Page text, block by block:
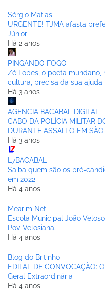
Sérgio Matias
URGENTE! TJMA afasta
Júnior
Há 2 anos
PINGANDO FOGO
Zé Lopes, o poeta mundano,
cultura, precisa da sua ajuda
Há 3 anos
AGENCIA BACABAL DIGITAL
CABO DA POLÍCIA MILITAR
DURANTE ASSALTO EM SÃO
Há 3 anos
L7BACABAL
Saiba quem são os pré-
em 2022
Há 4 anos
Mearim Net
Escola Municipal João
Pov. Velosiana.
Há 4 anos
Blog do Britinho
EDITAL DE CONVOCAÇÃO:
Geral Extraordinária
Há 4 anos